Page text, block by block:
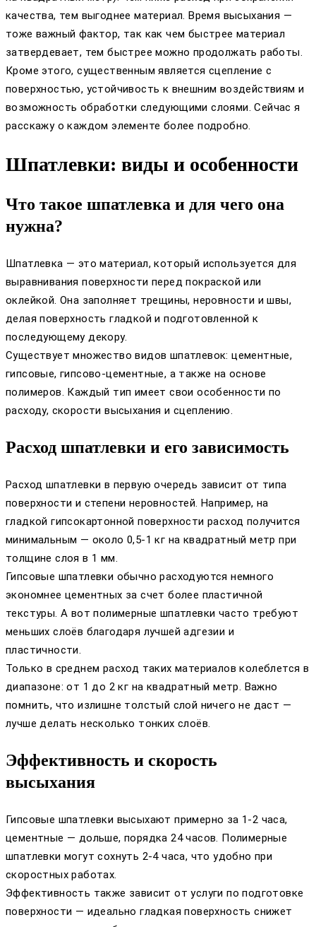
качества, тем выгоднее материал. Время высыхания —
тоже важный фактор, так как чем быстрее материал
затвердевает, тем быстрее можно продолжать работы.
Кроме этого, существенным является сцепление с
поверхностью, устойчивость к внешним воздействиям и
возможность обработки следующими слоями. Сейчас я
расскажу о каждом элементе более подробно.
Шпатлевки: виды и особенности
Что такое шпатлевка и для чего она
нужна?
Шпатлевка — это материал, который используется для
выравнивания поверхности перед покраской или
оклейкой. Она заполняет трещины, неровности и швы,
делая поверхность гладкой и подготовленной к
последующему декору.
Существует множество видов шпатлевок: цементные,
гипсовые, гипсово-цементные, а также на основе
полимеров. Каждый тип имеет свои особенности по
расходу, скорости высыхания и сцеплению.
Расход шпатлевки и его зависимость
Расход шпатлевки в первую очередь зависит от типа
поверхности и степени неровностей. Например, на
гладкой гипсокартонной поверхности расход получится
минимальным — около 0,5-1 кг на квадратный метр при
толщине слоя в 1 мм.
Гипсовые шпатлевки обычно расходуются немного
экономнее цементных за счет более пластичной
текстуры. А вот полимерные шпатлевки часто требуют
меньших слоёв благодаря лучшей адгезии и
пластичности.
Только в среднем расход таких материалов колеблется в
диапазоне: от 1 до 2 кг на квадратный метр. Важно
помнить, что излишне толстый слой ничего не даст —
лучше делать несколько тонких слоёв.
Эффективность и скорость
высыхания
Гипсовые шпатлевки высыхают примерно за 1-2 часа,
цементные — дольше, порядка 24 часов. Полимерные
шпатлевки могут сохнуть 2-4 часа, что удобно при
скоростных работах.
Эффективность также зависит от услуги по подготовке
поверхности — идеально гладкая поверхность снижет